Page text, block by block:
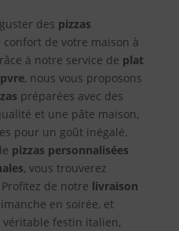
des pizzas
de votre maison à
à notre service de plat
, nous vous proposons
préparées avec des
et une pâte maison,
pour un goût inégalé.
pizzas personnalisées
, vous trouverez
de notre livraison
en soirée, et
festin italien,